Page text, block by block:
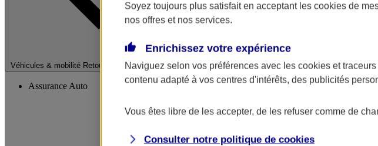
Véhicules & mobilité Retour à la section précédente
Fermer le menu principal
Assurance Auto
Soyez toujours plus satisfait en acceptant les cookies de
nos offres et nos services.
Enrichissez votre expérience
Naviguez selon vos préférences avec les cookies et traceurs
contenu adapté à vos centres d'intérêts, des publicités
Vous êtes libre de les accepter, de les refuser comme de
Consulter notre politique de cookies